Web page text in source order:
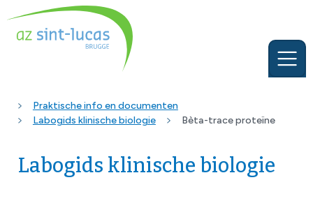
Praktische info en documenten
Labogids klinische biologie
Bèta-trace proteïne
Labogids klinische biologie